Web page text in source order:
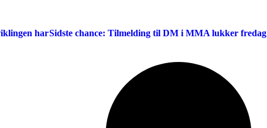
harSidste chance: Tilmelding til DM i MMA lukker fredag